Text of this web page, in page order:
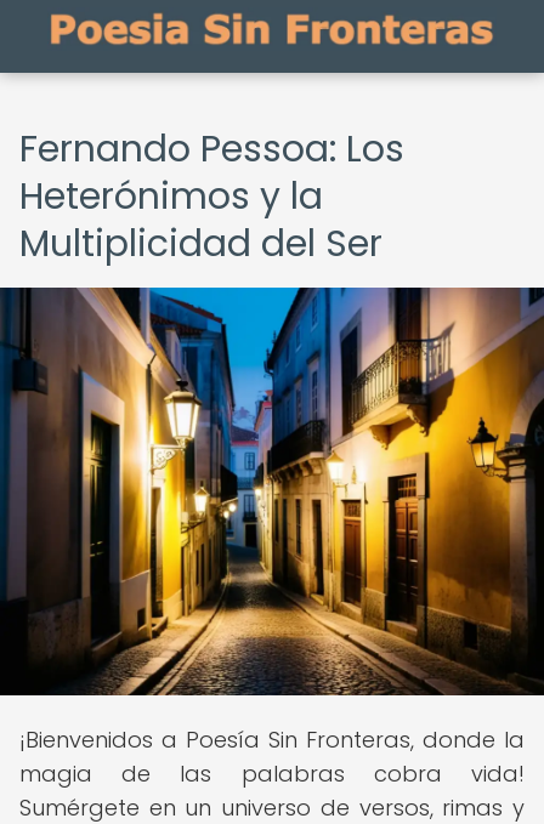
Fernando Pessoa: Los
Heterónimos y la
Multiplicidad del Ser
¡Bienvenidos a Poesía Sin Fronteras, donde la
magia de las palabras cobra vida!
Sumérgete en un universo de versos, rimas y